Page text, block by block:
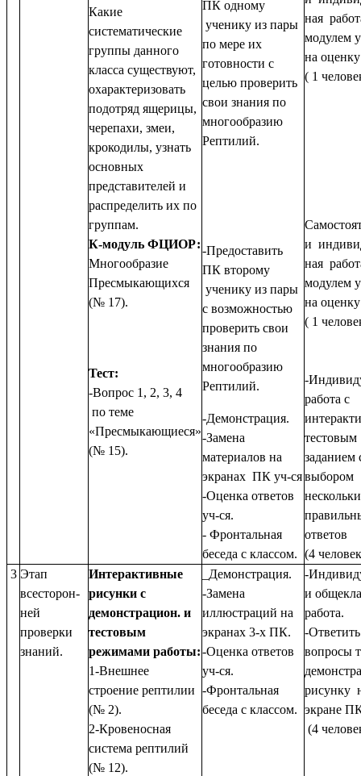
Какие
систематические
группы данного
класса существуют,
охарактеризовать
подотряд ящерицы,
черепахи, змеи,
крокодилы, узнать
основных
представителей и
распределить их по
группам.
К-модуль ФЦИОР:
Многообразие
Пресмыкающихся
(№ 17).
Тест:
-Вопрос 1, 2, 3, 4
по теме
«Пресмыкающиеся»
(№ 15).
ПК одному
ученику из пары
по мере их
готовности с
целью проверить
свои знания по
многообразию
Рептилий.
-Предоставить
ПК второму
ученику из пары
с возможностью
проверить свои
знания по
многообразию
Рептилий.
-Демонстрация.
-Замена
материалов на
экранах ПК уч-ся
-Оценка ответов
уч-ся.
- Фронтальная
беседа с классом.
ная
модулем
на оценку
( 1
и
ная
модулем
на оценку
( 1
-
работа с
тестовым
заданием
выбором
ответов
(4
3 Этап
всесторон-
ней
проверки
знаний.
Интерактивные
рисунки с
демонстрацион. и
тестовым
режимами работы:
1-Внешнее
строение рептилии
(№ 2).
2-Кровеносная
система рептилий
(№ 12).
_Демонстрация.
-Замена
иллюстраций на
экранах 3-х ПК.
-Оценка ответов
уч-ся.
-Фронтальная
беседа с классом.
-
и
работа.
-
вопросы
рисунку
экране
(4